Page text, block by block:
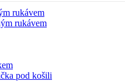
rukávem
rukávem
pod košili